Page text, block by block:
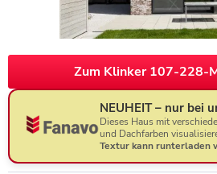
Zum Klinker 107-228-
NEUHEIT – nur bei
Dieses Haus mit
und Dachfarben
Textur kann runterladen